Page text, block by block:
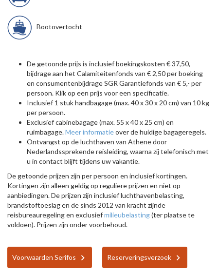
Bootovertocht
De getoonde prijs is inclusief boekingskosten € 37,50,
bijdrage aan het Calamiteitenfonds van € 2,50 per boeking
en consumentenbijdrage SGR Garantiefonds van € 5,- per
persoon. Klik op een prijs voor een specificatie.
Inclusief 1 stuk handbagage (max. 40 x 30 x 20 cm) van 10 kg
per persoon.
Exclusief cabinebagage (max. 55 x 40 x 25 cm) en
ruimbagage.Meer informatieover de huidige bagageregels.
Ontvangst op de luchthaven van Athene door
Nederlandssprekende reisleiding, waarna zij telefonisch met
u in contact blijft tijdens uw vakantie.
De getoonde prijzen zijn per persoon en inclusief kortingen.
Kortingen zijn alleen geldig op reguliere prijzen en niet op
aanbiedingen. De prijzen zijn inclusief luchthavenbelasting,
brandstoftoeslag en de sinds 2012 van kracht zijnde
reisbureauregeling en exclusiefmilieubelasting(ter plaatse te
voldoen). Prijzen zijn onder voorbehoud.
Voorwaarden Serifos Reserveringsverzoek